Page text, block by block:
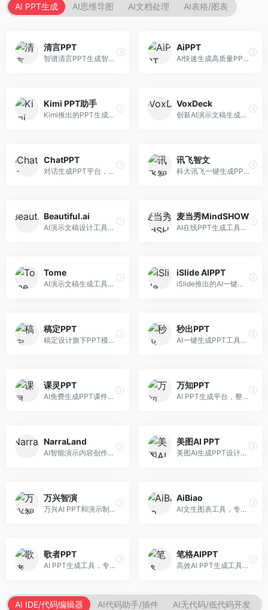
AI PPT生成 AI思维导图 AI文档处理 AI表格/图表
清言PPT
智谱清言PPT生成智能体，基于GLM大模型。面向智谱用户，支持对话生成PPT、内容优化等服务，与智谱生态深度整合。
AiPPT
AI快速生成高质量PPT平台，支持主题定制。面向职场人士和学生，提供一键生成、模板选择、内容优化等服务，PPT制作速度快，设计质量高。
Kimi PPT助手
Kimi推出的PPT生成智能体，整合长文本处理能力。面向职场人士和学生，支持文档解析、PPT生成、内容优化等服务，与Kimi生态深度整合。
VoxDeck
创新AI演示文稿生成工具，支持语音交互创作。面向职场人士，支持语音输入、PPT生成、内容优化等功能，语音创作体验便捷。
ChatPPT
对话生成PPT平台，支持自然语言交互创作。面向职场人士和教育工作者，通过对话方式完成PPT制作，交互体验友好，创作过程直观。
讯飞智文
科大讯飞一键生成PPT和Word工具，整合语音技术。面向职场人士，支持语音输入、文档生成、格式调整等功能，办公效率显著提升。
Beautiful.ai
AI演示文稿设计工具，专注于自动化设计排版。面向职场人士，提供智能排版、模板选择、设计优化等服务，设计美观度高。
麦当秀MindSHOW
AI在线PPT生成工具，支持思维导图转PPT。面向职场人士，提供思维导图导入、PPT生成、模板选择等服务，思维导图转PPT效率高。
Tome
AI演示文稿生成工具，专注于故事化演示创作。面向创业者和营销人员，提供故事叙述、视觉设计、内容生成等服务，演示文稿叙事性强。
iSlide AIPPT
iSlide推出的AI一键设计精美PPT工具。面向PPT设计用户，提供模板库、内容生成、设计优化等服务，与iSlide插件深度整合。
稿定PPT
稿定设计旗下PPT模板资源库，整合AI生成功能。面向设计师和职场人士，提供海量PPT模板、AI内容生成等服务，模板质量高。
秒出PPT
AI一键生成PPT工具，专注于快速演示文稿制作。面向职场人士，支持主题输入、内容生成、模板套用等功能，PPT生成速度快，适合紧急制作场景。
课灵PPT
AI免费生成PPT课件平台，专注于教育场景。面向教师和教育工作者，提供课件生成、教学设计、模板选择等服务，教育适配性强。
万知PPT
AI PPT生成平台，整合知识库与创作功能。面向职场人士，支持内容检索、PPT生成、设计优化等服务，知识整合能力强。
NarraLand
AI智能演示内容创作平台，专注于叙事演示。面向内容创作者，提供故事创作、演示生成、动画设计等服务，演示内容生动有趣。
美图AI PPT
美图AI生成PPT设计工具，整合图像处理能力。面向设计师和职场人士，提供PPT生成、图片美化、设计优化等服务，视觉设计美观。
万兴智演
万兴AI PPT和演示制作软件，整合视频演示功能。面向职场人士和教育工作者，提供PPT生成、演示录制、视频制作等服务，演示功能完善。
AiBiao
AI文生图表工具，专注于数据可视化展示。面向数据分析师和职场人士，提供图表生成、数据可视化、PPT嵌入等服务，数据展示专业。
歌者PPT
AI PPT生成工具，专注于演示文稿智能创作。面向职场人士，支持主题输入、内容生成、设计美化等功能，PPT制作效率高。
笔格AIPPT
高效AI PPT生成工具，专注于演示文稿智能创作。面向职场人士，支持主题输入、内容生成、设计美化等功能，PPT制作效率高。
AI IDE/代码编辑器 AI代码助手/插件 AI无代码/低代码开发